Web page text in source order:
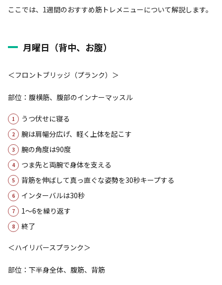
ここでは、1週間のおすすめ筋トレメニューについて解説します。
月曜日（背中、お腹）
＜フロントブリッジ（プランク）＞
部位：腹横筋、腹部のインナーマッスル
うつ伏せに寝る
腕は肩幅分広げ、軽く上体を起こす
腕の角度は90度
つま先と両腕で身体を支える
背筋を伸ばして真っ直ぐな姿勢を30秒キープする
インターバルは30秒
1～6を繰り返す
終了
＜ハイリバースプランク＞
部位：下半身全体、腹筋、背筋